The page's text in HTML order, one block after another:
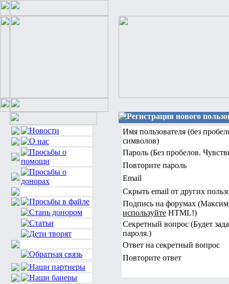
Регистрация нового
Имя пользователя (без
символов)
Пароль (Без пробелов.
Повторите пароль
Email
Скрыть email от других
Подпись на форумах
используйте HTML!)
Секретный вопрос (Будет
пароля.)
Ответ на секретный вопрос
Повторите ответ